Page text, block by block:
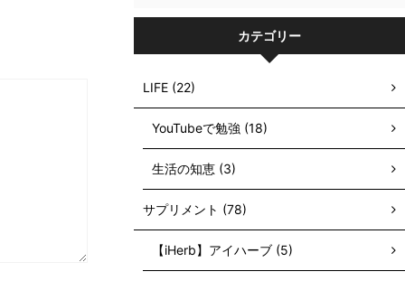
カテゴリー
LIFE (22)
YouTubeで勉強 (18)
生活の知恵 (3)
サプリメント (78)
【iHerb】アイハーブ (5)